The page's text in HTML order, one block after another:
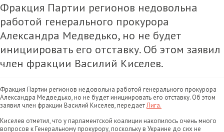
Фракция Партии регионов недовольна
работой генерального прокурора
Александра Медведько, но не будет
инициировать его отставку. Об этом заявил
член фракции Василий Киселев.
Фракция Партии регионов недовольна работой генерального прокурора
Александра Медведько, но не будет инициировать его отставку. Об этом
заявил член фракции Василий Киселев, передаетЛига.
Киселев отметил, что у парламентской коалиции накопилось очень много
вопросов к Генеральному прокурору, поскольку в Украине до сих не